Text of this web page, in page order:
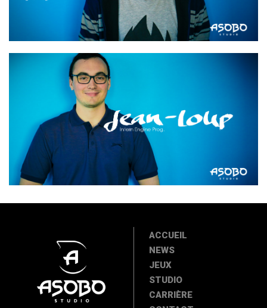
ACCUEIL
NEWS
JEUX
STUDIO
CARRIÈRE